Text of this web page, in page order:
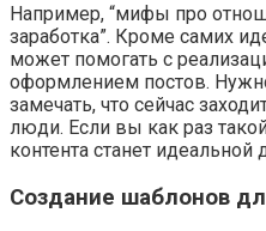
Например, “мифы про
заработка”. Кроме самих
может помогать с
оформлением постов.
замечать, что сейчас
люди. Если вы как раз
контента станет идеальной
Создание шаблонов